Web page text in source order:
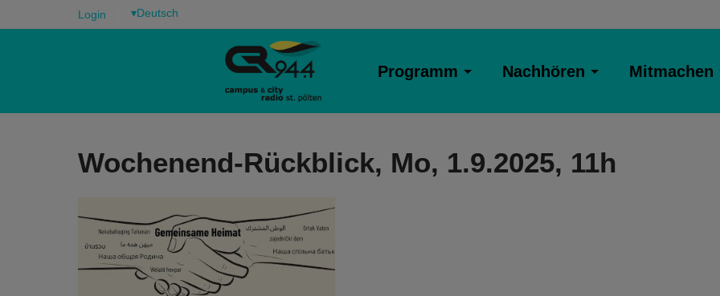
Login ▾
Programm Nachhören Mitmachen
Wochenend-Rückblick, Mo, 1.9.2025, 11h